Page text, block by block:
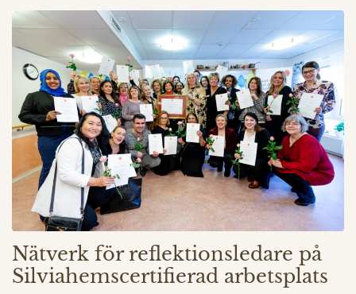
Nätverk för reflektionsledare på
Silviahemscertifierad arbetsplats